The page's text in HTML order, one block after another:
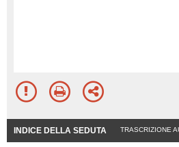
INDICE DELLA SEDUTA TRASCRIZIONE